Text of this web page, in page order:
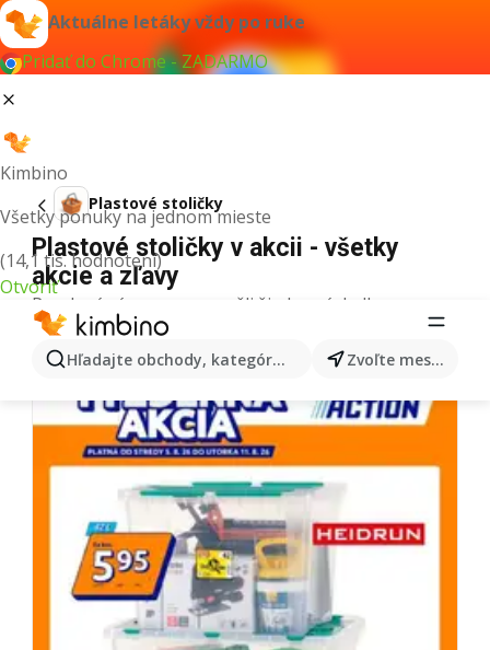
Aktuálne letáky vždy po ruke
Pridať do Chrome - ZADARMO
Kimbino
Všetky ponuky na jednom mieste
(14,1 tis. hodnotení)
Otvoriť
Hľadajte obchody, kategórie, produkty... Zvoľte mesto
Plastové stoličky
Plastové stoličky v akcii - všetky
akcie a zľavy
Pre daný výraz sme nenašli žiadne výsledky.
Ďalšie letáky z kategórie